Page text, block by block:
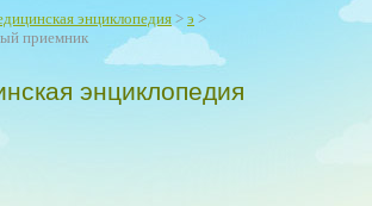
энциклопедия > э >
приемник
энциклопедия